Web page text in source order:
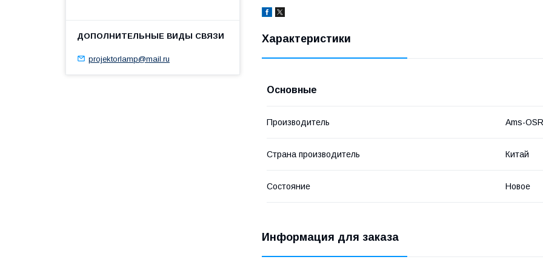
Характеристики
Основные
Производитель Ams-
Страна производитель Китай
Состояние Новое
Информация для заказа
projektorlamp@mail.ru